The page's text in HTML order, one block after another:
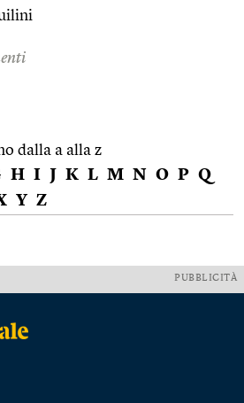
dalla a alla z
H I J K L M N O P Q
Y Z
PUBBLICITÀ